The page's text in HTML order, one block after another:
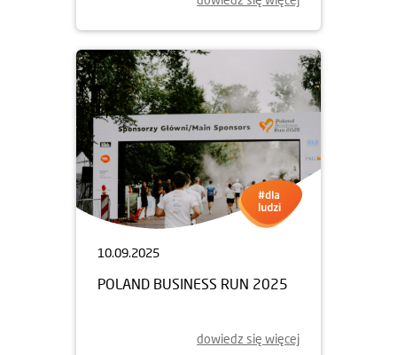
10.09.2025
POLAND BUSINESS RUN 2025
dowiedz się więcej